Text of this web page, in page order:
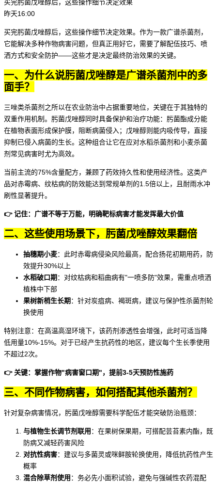
买完肟菌戊唑醇后，这些操作细节决定效果
昨天16:00
买完肟菌戊唑醇后，这些操作细节决定效果。作为一款广谱杀菌剂，
它能解决多种作物病害问题，但真正用好它，需要了解配伍技巧、喷
洒方式和安全防护——这些才是决定最终防治效果的关键。
一、为什么说肟菌戊唑醇是广谱杀菌剂中的多
面手？
三唑类杀菌剂 之所以在农业防治中占据重要地位，关键在于其独特的
双重作用机制。肟菌戊唑醇同时具备保护和治疗功能：肟菌酯成分能
在植物表面形成保护膜，阻断病菌侵入；戊唑醇则能内吸传导，直接
抑制已侵入病菌的生长。这种组合让它在应对水稻杀菌剂和小麦杀菌
剂 常见病害时尤为高效。
当前主流的75%含量配方，兼顾了药效持久性和使用经济性。这类产
品对赤霉病、纹枯病的防效能达到常规单剂的1.5倍以上，且耐雨水冲
刷性显著提升。
👉 记住：广谱不等于万能，明确靶标病害才能发挥最大价值
二、这些使用场景下，肟菌戊唑醇效果翻倍
抽穗期小麦：此时赤霉病侵染风险最高，配合扬花初期用药，防
效提升30%以上
水稻破口期 ：对纹枯病和稻曲病有"一喷多防"效果，需重点喷洒
植株中下部
果树新梢生长期 ：针对炭疽病、褐斑病，建议与保护性杀菌剂轮
换使用
特别注意：在高温高湿环境下，该药剂渗透性会增强，此时可适当降
低用量10%-15%。对于已经产生抗药性的地区，建议每个生长季使用
不超过2次。
👉 关键：掌握作物"病害窗口期"，提前3-5天预防性施药
三、不同作物病害，如何搭配其他杀菌剂？
针对复杂病害情况，肟菌戊唑醇需要科学配伍才能突破防治瓶颈：
与植物生长调节剂联用：在果树保果期，可搭配芸苔素内酯，既
防病又减轻药害风险
对抗性病害：建议与多菌灵或咪鲜胺轮换使用，降低抗药性产生
概率
混合除草剂使用：务必先小面积试验，避免与强碱性农药混配